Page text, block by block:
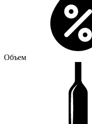
Объем